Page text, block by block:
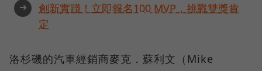
➜
創新實踐！立即報名100 MVP，挑戰雙獎肯
定
洛杉磯的汽車經銷商麥克．蘇利文（Mike